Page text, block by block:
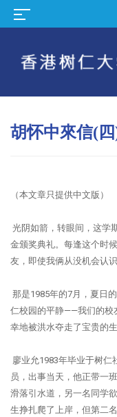
胡怀中來信(
（本文章只提供中文版）
光阴如箭，转眼间，这学
金颁奖典礼。每逢这个时
友，即使我俩从没机会认识
那是1985年的7月，夏日
仁校园的平静——我们的校
幸地被洪水夺走了宝贵的生
廖业允1983年毕业于树仁
员，出事当天，他正带一
滑落引水道，另一名同学
生挣扎爬了上岸，但第二